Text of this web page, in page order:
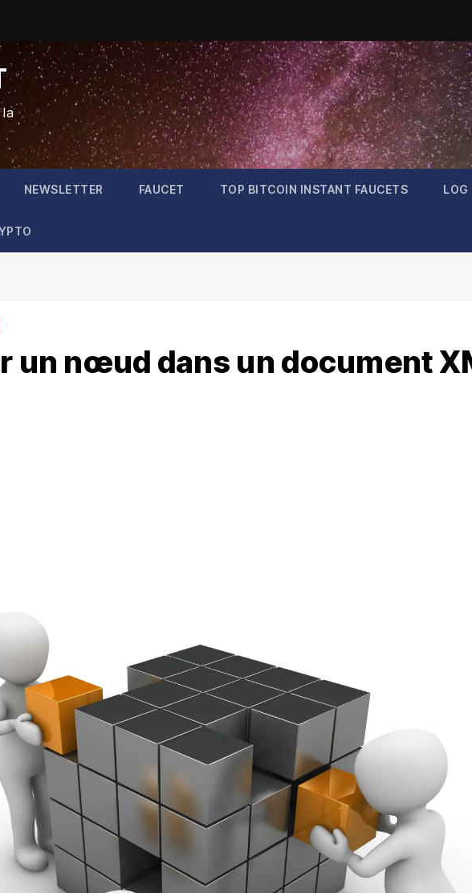
la
NEWSLETTER FAUCET TOP BITCOIN INSTANT FAUCETS LOG
un nœud dans un document